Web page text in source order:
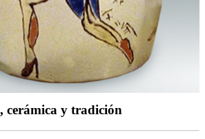
cerámica y tradición